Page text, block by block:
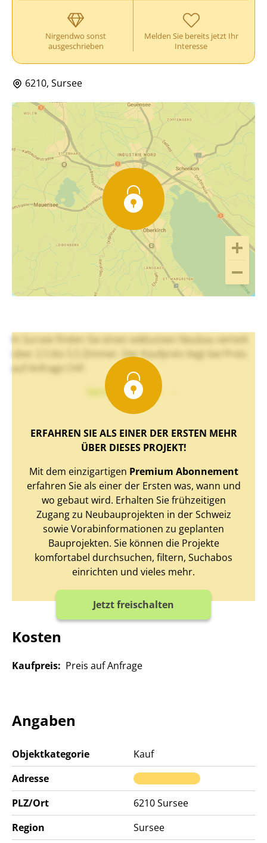
Nirgendwo sonst
ausgeschrieben
Melden Sie bereits jetzt Ihr
Interesse
6210, Sursee
In Sursee finden Sie einen exklusiven Neubau verteilt
über 2.5 bis 5.5 Zimmer. Der Kaufpreis liegt bei Preis
auf Anfrage CHF.
Mehr Text sehen
ERFAHREN SIE ALS EINER DER ERSTEN MEHR
ÜBER DIESES PROJEKT!
Mit dem einzigartigen Premium Abonnement
erfahren Sie als einer der Ersten was, wann und
wo gebaut wird. Erhalten Sie frühzeitigen
Zugang zu Neubauprojekten in der Schweiz
sowie Vorabinformationen zu geplanten
Bauprojekten. Sie können die Projekte
komfortabel durchsuchen, filtern, Suchabos
einrichten und vieles mehr.
Jetzt freischalten
Kosten
Kaufpreis: Preis auf Anfrage
Angaben
Objektkategorie
Kauf
Adresse
PLZ/Ort
6210Sursee
Region
Sursee